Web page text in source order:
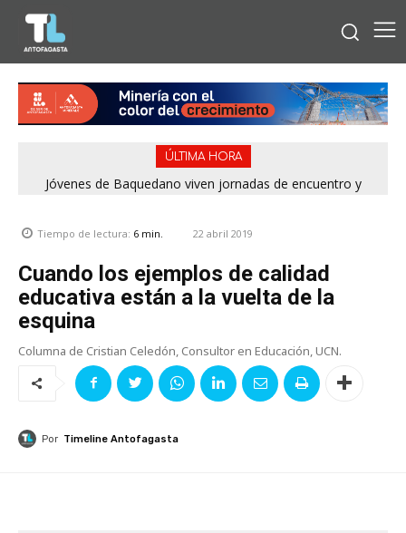
ÚLTIMA HORA
Jóvenes de Baquedano viven jornadas de encuentro y
Tiempo de lectura: 6 min. 22 abril 2019
Cuando los ejemplos de calidad
educativa están a la vuelta de la
esquina
Columna de Cristian Celedón, Consultor en Educación, UCN.
Por Timeline Antofagasta